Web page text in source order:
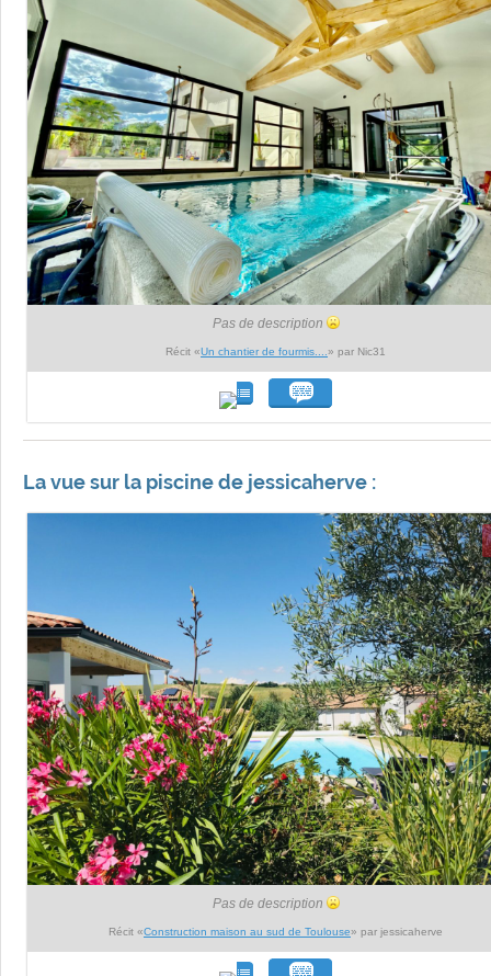
Pas de description
Récit «Un chantier de fourmis.... » par Nic31
La vue sur la piscine de jessicaherve :
Pas de description
Récit «Construction maison au sud de Toulouse» par jessicaherve